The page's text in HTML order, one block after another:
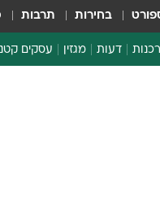
בחירות תרבות
דעות מגזין עסקים